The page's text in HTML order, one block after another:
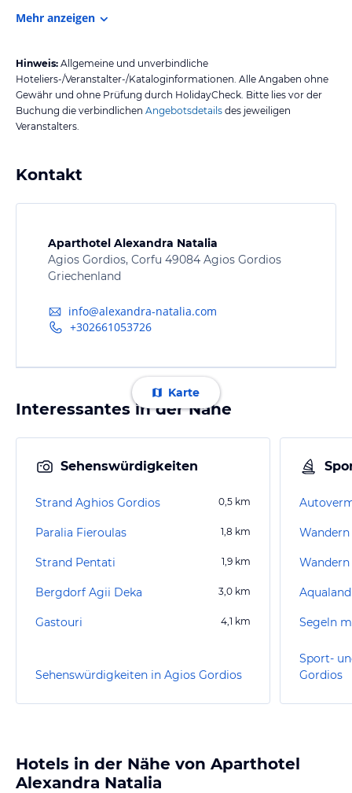
Mehr anzeigen
Hinweis: Allgemeine und unverbindliche
Hoteliers-/Veranstalter-/Kataloginformationen. Alle Angaben ohne
Gewähr und ohne Prüfung durch HolidayCheck. Bitte lies vor der
Buchung die verbindlichen Angebotsdetails des jeweiligen
Veranstalters.
Kontakt
Aparthotel Alexandra Natalia
Agios Gordios, Corfu 49084 Agios Gordios
Griechenland
info@alexandra-natalia.com
+302661053726
Karte
Interessantes in der Nähe
Sehenswürdigkeiten
Strand Aghios Gordios 0,5 km
Paralia Fieroulas 1,8 km
Strand Pentati 1,9 km
Bergdorf Agii Deka 3,0 km
Gastouri 4,1 km
Sehenswürdigkeiten in Agios Gordios
Aqualand
Segeln
Sport-
Gordios
Hotels in der Nähe von Aparthotel
Alexandra Natalia